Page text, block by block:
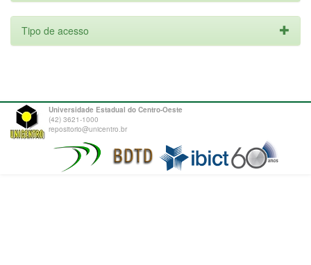
Tipo de acesso
Universidade Estadual do Centro-Oeste
(42) 3621-1000
repositorio@unicentro.br